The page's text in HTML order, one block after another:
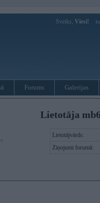
Sveiks, Viesi!
Forums Galerijas
Lietotāja
Lietotājvārds:
Ziņojumi forumā: